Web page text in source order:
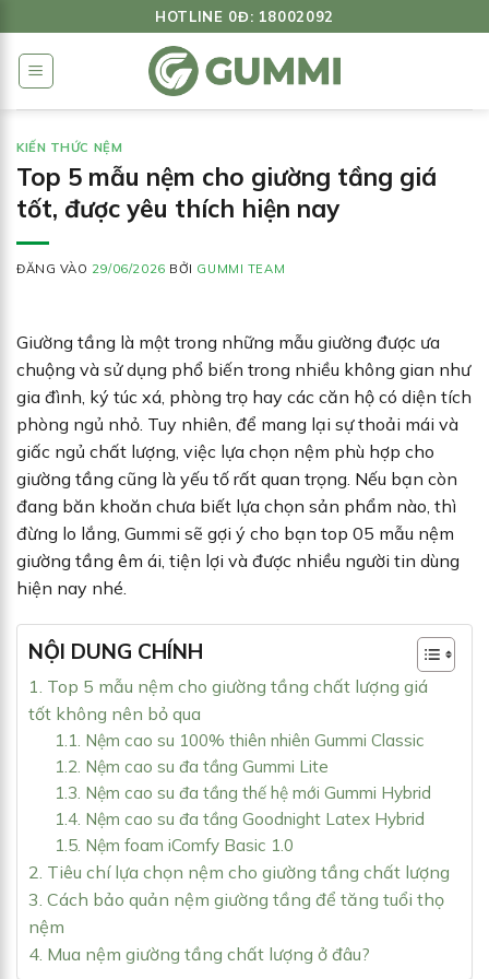
qua
dung
HOTLINE 0Đ: 18002092
KIẾN THỨC NỆM
Top 5 mẫu nệm cho giường tầng giá
tốt, được yêu thích hiện nay
ĐĂNG VÀO 29/06/2026 BỞI GUMMI TEAM
Giường tầng là một trong những mẫu giường được ưa
chuộng và sử dụng phổ biến trong nhiều không gian như
gia đình, ký túc xá, phòng trọ hay các căn hộ có diện tích
phòng ngủ nhỏ. Tuy nhiên, để mang lại sự thoải mái và
giấc ngủ chất lượng, việc lựa chọn nệm phù hợp cho
giường tầng cũng là yếu tố rất quan trọng. Nếu bạn còn
đang băn khoăn chưa biết lựa chọn sản phẩm nào, thì
đừng lo lắng, Gummi sẽ gợi ý cho bạn top 05 mẫu nệm
giường tầng êm ái, tiện lợi và được nhiều người tin dùng
hiện nay nhé.
NỘI DUNG CHÍNH
1. Top 5 mẫu nệm cho giường tầng chất lượng giá
tốt không nên bỏ qua
1.1. Nệm cao su 100% thiên nhiên Gummi Classic
1.2. Nệm cao su đa tầng Gummi Lite
1.3. Nệm cao su đa tầng thế hệ mới Gummi Hybrid
1.4. Nệm cao su đa tầng Goodnight Latex Hybrid
1.5. Nệm foam iComfy Basic 1.0
2. Tiêu chí lựa chọn nệm cho giường tầng chất lượng
3. Cách bảo quản nệm giường tầng để tăng tuổi thọ
nệm
4. Mua nệm giường tầng chất lượng ở đâu?